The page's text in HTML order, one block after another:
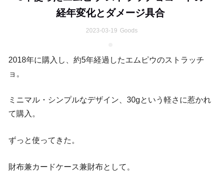
経年変化とダメージ具合
2023-03-19 Goods
2018年に購入し、約5年経過したエムピウのストラッチ
ョ。
ミニマル・シンプルなデザイン、30gという軽さに惹かれ
て購入。
ずっと使ってきた。
財布兼カードケース兼財布として。